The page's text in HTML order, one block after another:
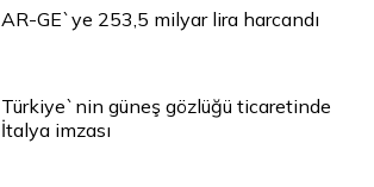
AR-GE`ye 253,5 milyar lira harcandı
Türkiye`nin güneş gözlüğü ticaretinde
İtalya imzası